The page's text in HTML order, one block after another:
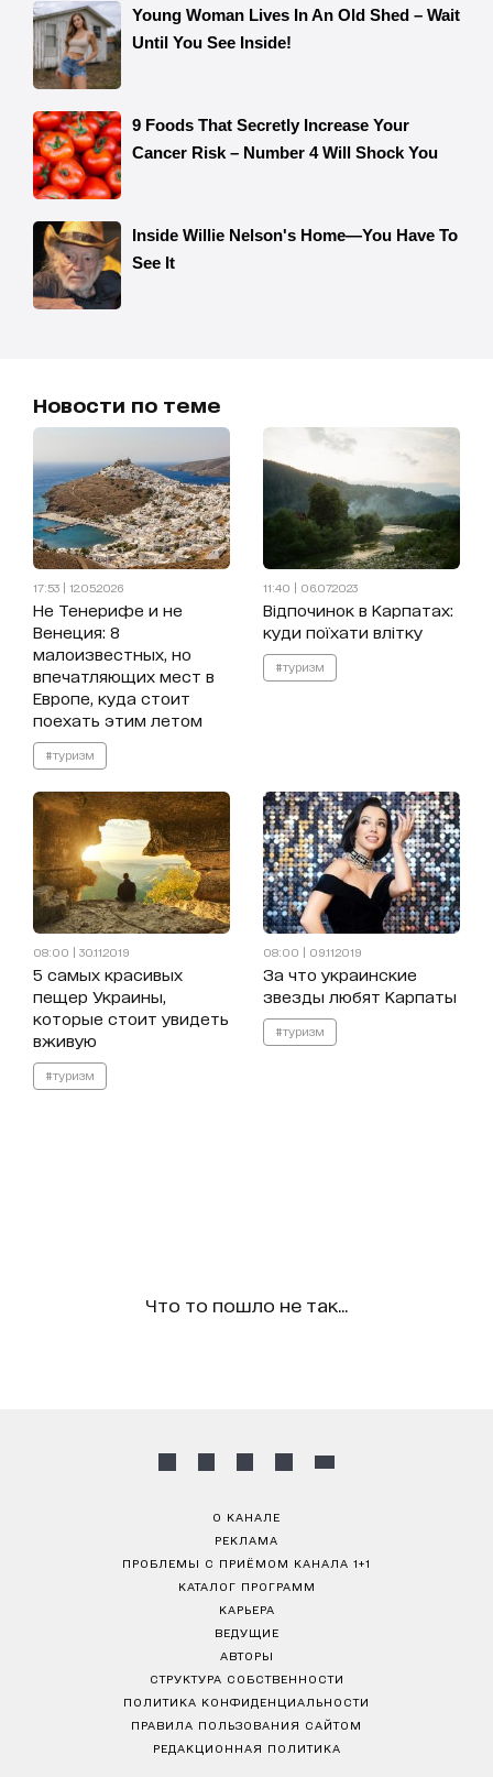
Новости по теме
17:53 | 12.05.2026
Не Тенерифе и не
Венеция: 8
малоизвестных, но
впечатляющих мест в
Европе, куда стоит
поехать этим летом
#туризм
11:40 | 06.07.2023
Відпочинок в Карпатах:
куди поїхати влітку
#туризм
08:00 | 30.11.2019
5 самых красивых
пещер Украины,
которые стоит увидеть
вживую
#туризм
08:00 | 09.11.2019
За что украинские
звезды любят Карпаты
#туризм
Что то пошло не так...
О КАНАЛЕ
РЕКЛАМА
ПРОБЛЕМЫ С ПРИЁМОМ КАНАЛА 1+1
КАТАЛОГ ПРОГРАММ
КАРЬЕРА
ВЕДУЩИЕ
АВТОРЫ
СТРУКТУРА СОБСТВЕННОСТИ
ПОЛИТИКА КОНФИДЕНЦИАЛЬНОСТИ
ПРАВИЛА ПОЛЬЗОВАНИЯ САЙТОМ
РЕДАКЦИОННАЯ ПОЛИТИКА